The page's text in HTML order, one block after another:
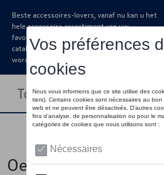
Beste accessoires-lovers, vanaf nu kan u het
hele accessoire assortiment van uw
favoriete merk terugvinden in de online
catalogus. Deze kunnen steeds besteld
worden via uw dealer.
Toggle navigation
Oeps !